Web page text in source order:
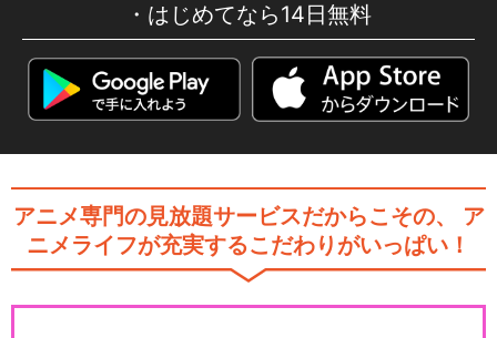
はじめてなら14日無料
アニメ専門の見放題サービスだからこその、
ア
ニメライフが充実するこだわりがいっぱい！